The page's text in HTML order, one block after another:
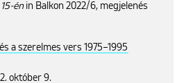
énin Balkon 2022/6, megjelenés
a szerelmes vers 1975–1995
október 9.